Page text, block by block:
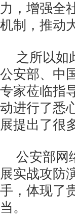
力，增强全
机制，推动
之所以
公安部、中
专家莅临指
动进行了悉
展提出了很
公安部网
展实战攻防
手，体现了
当。